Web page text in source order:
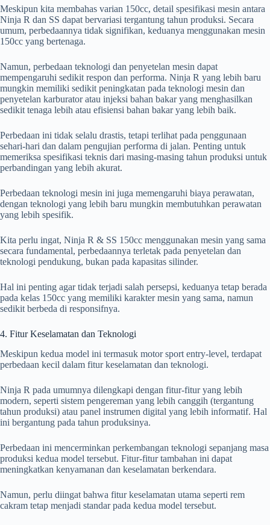
Meskipun kita membahas varian 150cc, detail spesifikasi mesin antara
Ninja R dan SS dapat bervariasi tergantung tahun produksi. Secara
umum, perbedaannya tidak signifikan, keduanya menggunakan mesin
150cc yang bertenaga.
Namun, perbedaan teknologi dan penyetelan mesin dapat
mempengaruhi sedikit respon dan performa. Ninja R yang lebih baru
mungkin memiliki sedikit peningkatan pada teknologi mesin dan
penyetelan karburator atau injeksi bahan bakar yang menghasilkan
sedikit tenaga lebih atau efisiensi bahan bakar yang lebih baik.
Perbedaan ini tidak selalu drastis, tetapi terlihat pada penggunaan
sehari-hari dan dalam pengujian performa di jalan. Penting untuk
memeriksa spesifikasi teknis dari masing-masing tahun produksi untuk
perbandingan yang lebih akurat.
Perbedaan teknologi mesin ini juga memengaruhi biaya perawatan,
dengan teknologi yang lebih baru mungkin membutuhkan perawatan
yang lebih spesifik.
Kita perlu ingat, Ninja R & SS 150cc menggunakan mesin yang sama
secara fundamental, perbedaannya terletak pada penyetelan dan
teknologi pendukung, bukan pada kapasitas silinder.
Hal ini penting agar tidak terjadi salah persepsi, keduanya tetap berada
pada kelas 150cc yang memiliki karakter mesin yang sama, namun
sedikit berbeda di responsifnya.
4. Fitur Keselamatan dan Teknologi
Meskipun kedua model ini termasuk motor sport entry-level, terdapat
perbedaan kecil dalam fitur keselamatan dan teknologi.
Ninja R pada umumnya dilengkapi dengan fitur-fitur yang lebih
modern, seperti sistem pengereman yang lebih canggih (tergantung
tahun produksi) atau panel instrumen digital yang lebih informatif. Hal
ini bergantung pada tahun produksinya.
Perbedaan ini mencerminkan perkembangan teknologi sepanjang masa
produksi kedua model tersebut. Fitur-fitur tambahan ini dapat
meningkatkan kenyamanan dan keselamatan berkendara.
Namun, perlu diingat bahwa fitur keselamatan utama seperti rem
cakram tetap menjadi standar pada kedua model tersebut.